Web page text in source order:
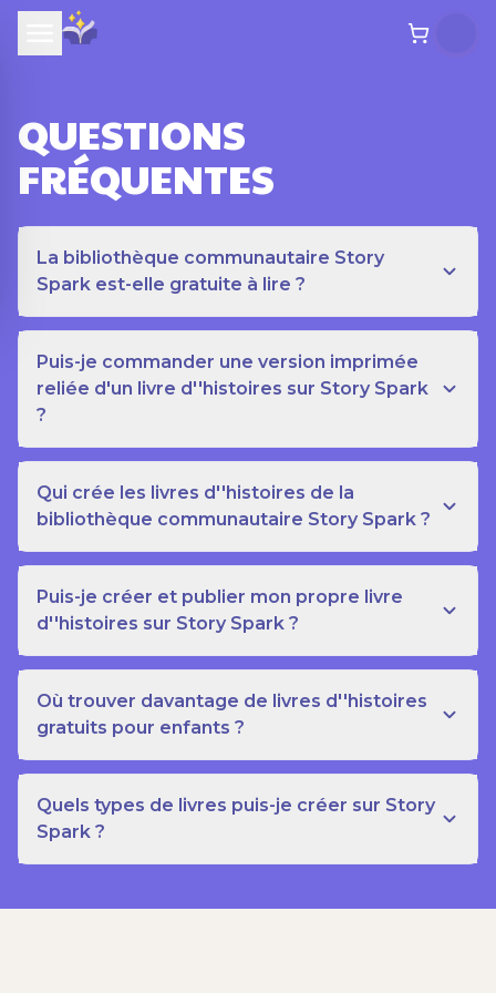
QUESTIONS
FRÉQUENTES
La bibliothèque communautaire Story
Spark est-elle gratuite à lire ?
Puis-je commander une version imprimée
reliée d'un livre d''histoires sur Story Spark
?
Qui crée les livres d''histoires de la
bibliothèque communautaire Story Spark ?
Puis-je créer et publier mon propre livre
d''histoires sur Story Spark ?
Où trouver davantage de livres d''histoires
gratuits pour enfants ?
Quels types de livres puis-je créer sur Story
Spark ?